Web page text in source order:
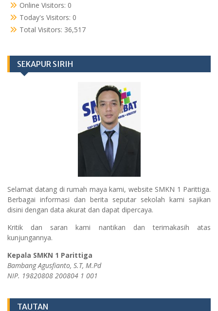
Online Visitors: 0
Today's Visitors: 0
Total Visitors: 36,517
SEKAPUR SIRIH
Selamat datang di rumah maya kami, website SMKN 1 Parittiga.
Berbagai informasi dan berita seputar sekolah kami sajikan
disini dengan data akurat dan dapat dipercaya.
Kritik dan saran kami nantikan dan terimakasih atas
kunjungannya.
Kepala SMKN 1 Parittiga
Bambang Agusfianto, S.T, M.Pd
NIP. 19820808 200804 1 001
TAUTAN